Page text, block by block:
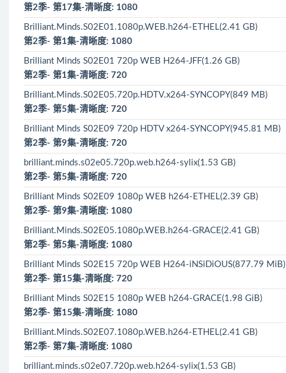
第2季- 第17集-清晰度: 1080
Brilliant.Minds.S02E01.1080p.WEB.h264-ETHEL(2.41 GB)
第2季- 第1集-清晰度: 1080
Brilliant Minds S02E01 720p WEB H264-JFF(1.26 GB)
第2季- 第1集-清晰度: 720
Brilliant.Minds.S02E05.720p.HDTV.x264-SYNCOPY(849 MB)
第2季- 第5集-清晰度: 720
Brilliant Minds S02E09 720p HDTV x264-SYNCOPY(945.81 MB)
第2季- 第9集-清晰度: 720
brilliant.minds.s02e05.720p.web.h264-sylix(1.53 GB)
第2季- 第5集-清晰度: 720
Brilliant Minds S02E09 1080p WEB h264-ETHEL(2.39 GB)
第2季- 第9集-清晰度: 1080
Brilliant.Minds.S02E05.1080p.WEB.h264-GRACE(2.41 GB)
第2季- 第5集-清晰度: 1080
Brilliant Minds S02E15 720p WEB H264-iNSiDiOUS(877.79 MiB)
第2季- 第15集-清晰度: 720
Brilliant Minds S02E15 1080p WEB h264-GRACE(1.98 GiB)
第2季- 第15集-清晰度: 1080
Brilliant.Minds.S02E07.1080p.WEB.h264-ETHEL(2.41 GB)
第2季- 第7集-清晰度: 1080
brilliant.minds.s02e07.720p.web.h264-sylix(1.53 GB)